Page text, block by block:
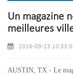
Un magazine
meilleures
2016-09-23
AUSTIN, TX - Le